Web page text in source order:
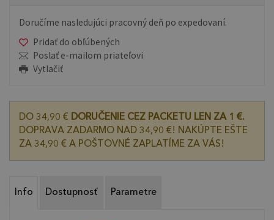
Doručíme nasledujúci pracovný deň po expedovaní.
Pridať do obľúbených
Poslať e-mailom priateľovi
Vytlačiť
DO 34,90 € DORUČENIE CEZ PACKETU LEN ZA 1 €.
DOPRAVA ZADARMO NAD 34,90 €! NAKÚPTE EŠTE
ZA 34,90 € A POŠTOVNÉ ZAPLATÍME ZA VÁS!
Info Dostupnosť Parametre